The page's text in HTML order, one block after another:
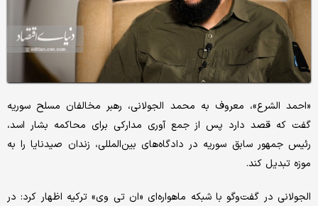
«احمد الشرع»، معروف به محمد الجولانی، رهبر مخالفان مسلح سوریه
گفت که قصد دارد پس از جمع آوری مدارکی برای محاکمه بشار اسد،
رئیس جمهور سابق سوریه در دادگاه‌های بین‌المللی، زندان صیدنایا را به
موزه تبدیل کند.
الجولانی در گفت‌وگو با شبکه ماهواره‌ای «ان تی وی» ترکیه اظهار کرد: در